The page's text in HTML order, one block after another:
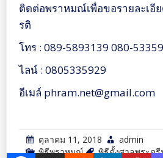
ติดต่อพราหมณ์เพื่อขอรายละเอี
รติ
โทร : 089-5893139 080-
ไลน์ : 0805335929
อีเมล์ phram.net@gmail.com
ตุลาคม 11, 2018
admin
พิธีพราหมณ์
พิธีตั้งศาลพระตรี